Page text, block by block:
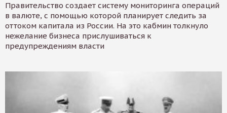
Правительство создает систему мониторинга операций
в валюте, с помощью которой планирует следить за
оттоком капитала из России. На это кабмин толкнуло
нежелание бизнеса прислушиваться к
предупреждениям власти